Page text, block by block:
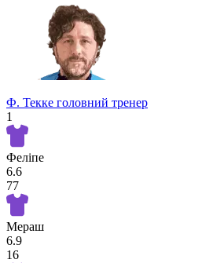
Ф. Текке головний тренер
1
Феліпе
6.6
77
Мераш
6.9
16